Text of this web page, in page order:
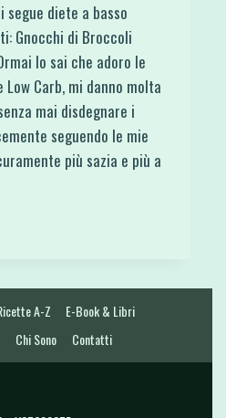
segue diete a basso
Gnocchi di Broccoli
lo sai che adoro le
Carb, mi danno molta
mai disdegnare i
seguendo le mie
più sazia e più a
A-Z
E-Book & Libri
Chi Sono Contatti